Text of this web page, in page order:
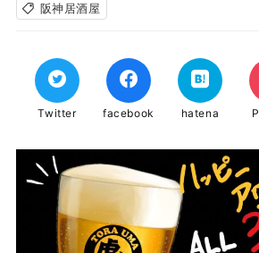
阪神居酒屋
Twitter facebook hatena